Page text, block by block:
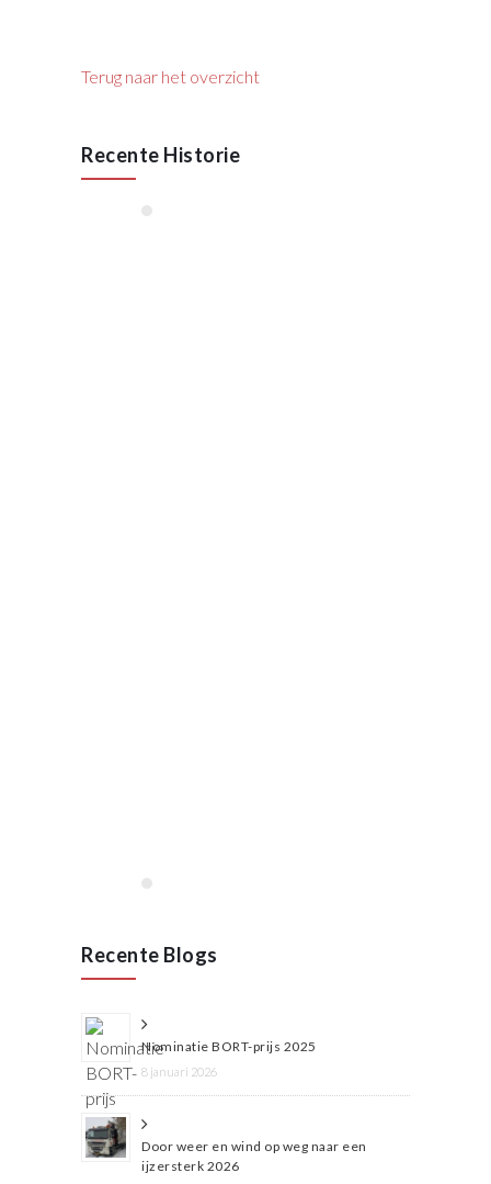
Terug naar het overzicht
Recente Historie
Recente Blogs
Nominatie BORT-prijs 2025
8 januari 2026
Door weer en wind op weg naar een
ijzersterk 2026